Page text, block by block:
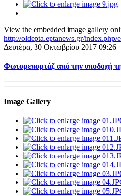
View the embedded image gallery
http://oldepta.eptanews.gr/
Δευτέρα, 30 Οκτωβρίου 2017 09:26
Φωτορεπορτάζ από την υποδοχή
Image Gallery